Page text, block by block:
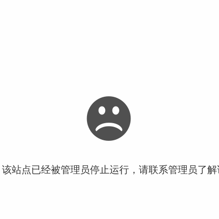
站点已经被管理员停止运行，请联系管理员了